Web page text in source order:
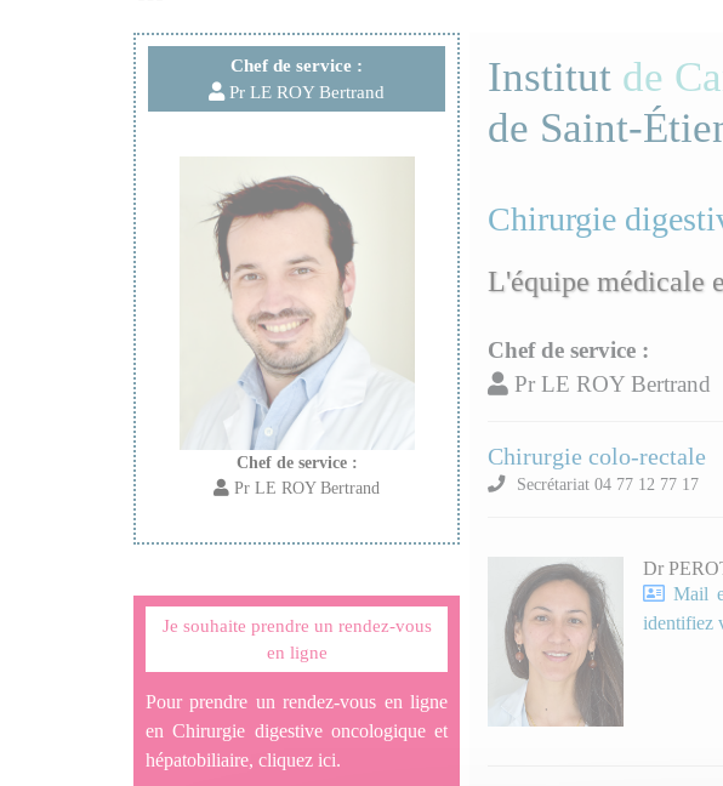
Chef de service :
Pr LE ROY Bertrand
Chef de service :
Pr LE ROY Bertrand
Je souhaite prendre un rendez-vous
en ligne
Pour prendre un rendez-vous en ligne
en Chirurgie digestive oncologique et
hépatobiliaire, cliquez ici.
Institut de
de Saint-
Chirurgie
L'équipe médicale
Chef de service :
Pr LE ROY Bertrand
Chirurgie colo-rectale
Secrétariat 04 77 12 77 17
Dr
Mail
identifiez